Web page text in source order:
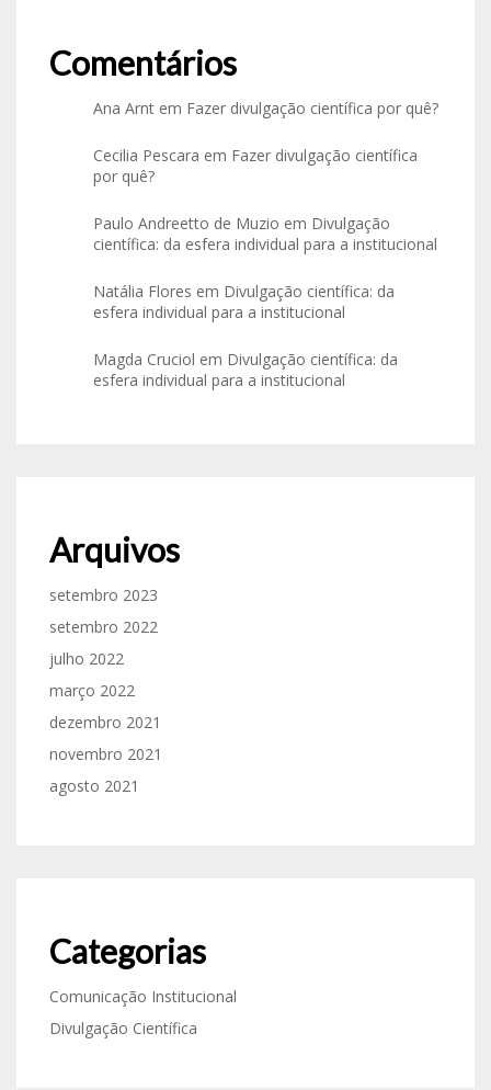
Comentários
Ana Arnt em Fazer divulgação científica por quê?
Cecilia Pescara em Fazer divulgação científica
por quê?
Paulo Andreetto de Muzio em Divulgação
científica: da esfera individual para a institucional
Natália Flores em Divulgação científica: da
esfera individual para a institucional
Magda Cruciol em Divulgação científica: da
esfera individual para a institucional
Arquivos
setembro 2023
setembro 2022
julho 2022
março 2022
dezembro 2021
novembro 2021
agosto 2021
Categorias
Comunicação Institucional
Divulgação Científica